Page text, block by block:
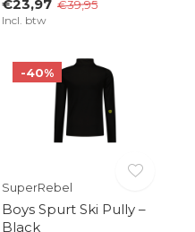
€23,97 €39,95
Incl. btw
-40%
SuperRebel
Boys Spurt Ski Pully –
Black